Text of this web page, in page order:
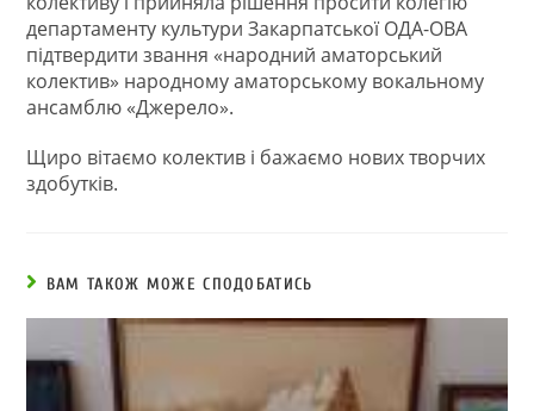
департаменту культури Закарпатської ОДА-ОВА
підтвердити звання «народний аматорський
колектив» народному аматорському вокальному
ансамблю «Джерело».
Щиро вітаємо колектив і бажаємо нових творчих
здобутків.
ВАМ ТАКОЖ МОЖЕ СПОДОБАТИСЬ